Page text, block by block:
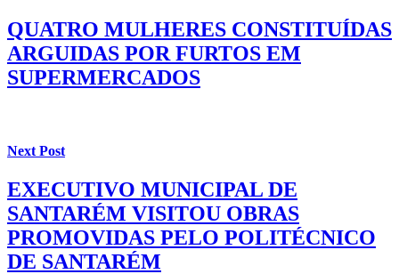
QUATRO MULHERES CONSTITUÍDAS
ARGUIDAS POR FURTOS EM
SUPERMERCADOS
Next Post
EXECUTIVO MUNICIPAL DE
SANTARÉM VISITOU OBRAS
PROMOVIDAS PELO POLITÉCNICO
DE SANTARÉM